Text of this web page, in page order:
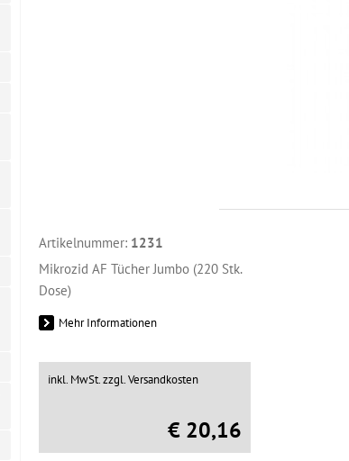
Artikelnummer: 1231
Mikrozid AF Tücher Jumbo (220 Stk.
Dose)
Mehr Informationen
inkl. MwSt.zzgl. Versandkosten
€ 20,16